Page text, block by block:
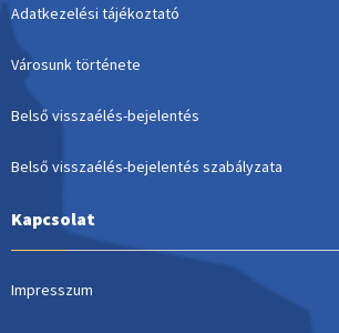
Adatkezelési tájékoztató
Városunk története
Belső visszaélés-bejelentés
Belső visszaélés-bejelentés szabályzata
Kapcsolat
Impresszum